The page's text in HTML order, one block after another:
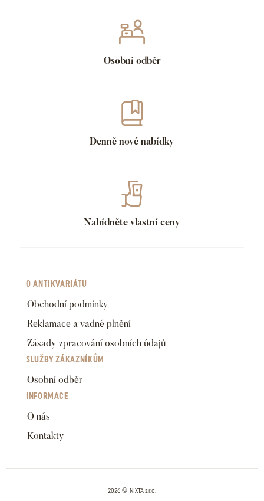
Osobní odběr
Denně nové nabídky
Nabídněte vlastní ceny
O ANTIKVARIÁTU
Obchodní podmínky
Reklamace a vadné plnění
Zásady zpracování osobních údajů
SLUŽBY ZÁKAZNÍKŮM
Osobní odběr
INFORMACE
O nás
Kontakty
2026 © NIXTA s.r.o.